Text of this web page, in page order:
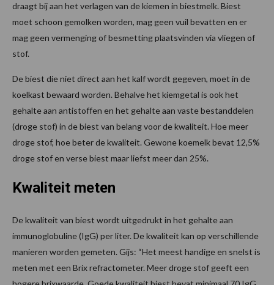
draagt bij aan het verlagen van de kiemen in biestmelk. Biest
moet schoon gemolken worden, mag geen vuil bevatten en er
mag geen vermenging of besmetting plaatsvinden via vliegen of
stof.
De biest die niet direct aan het kalf wordt gegeven, moet in de
koelkast bewaard worden. Behalve het kiemgetal is ook het
gehalte aan antistoffen en het gehalte aan vaste bestanddelen
(droge stof) in de biest van belang voor de kwaliteit. Hoe meer
droge stof, hoe beter de kwaliteit. Gewone koemelk bevat 12,5%
droge stof en verse biest maar liefst meer dan 25%.
Kwaliteit meten
De kwaliteit van biest wordt uitgedrukt in het gehalte aan
immunoglobuline (IgG) per liter. De kwaliteit kan op verschillende
manieren worden gemeten. Gijs: “Het meest handige en snelst is
meten met een Brix refractometer. Meer droge stof geeft een